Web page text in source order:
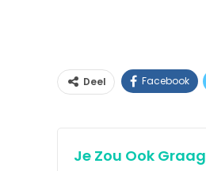
Deel Facebook
Je Zou Ook Graag